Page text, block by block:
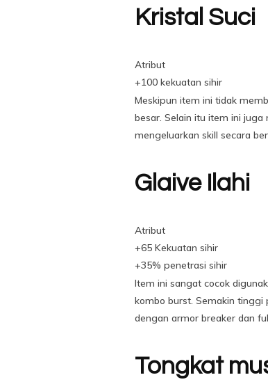
Kristal Suci
Atribut
+100 kekuatan sihir
Meskipun item ini tidak
besar. Selain itu item ini
mengeluarkan skill secara
Glaive Ilahi
Atribut
+65 Kekuatan sihir
+35% penetrasi sihir
Item ini sangat cocok
kombo burst. Semakin tinggi
dengan armor breaker dan
Tongkat